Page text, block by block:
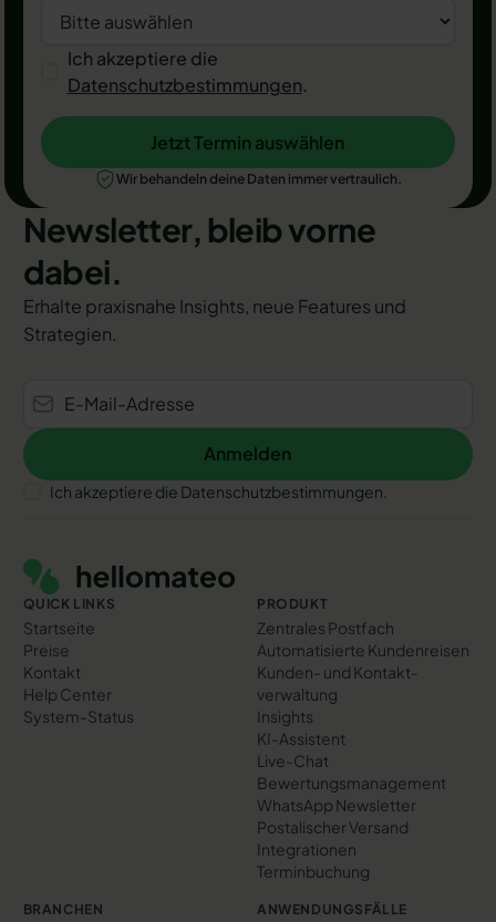
Ich akzeptiere die
Datenschutzbestimmungen.
Jetzt Termin auswählen
Jetzt Termin auswählen
Wir behandeln deine Daten immer vertraulich.
Newsletter, bleib vorne
dabei.
Erhalte praxisnahe Insights, neue Features und
Strategien.
Anmelden
Anmelden
Ich akzeptiere die Datenschutzbestimmungen.
QUICK LINKS
Startseite
Preise
Kontakt
Help Center
System-Status
PRODUKT
Zentrales Postfach
Automatisierte Kundenreisen
Kunden- und Kontakt­
verwaltung
Insights
KI-Assistent
Live-Chat
Bewertungs­management
WhatsApp Newsletter
Postalischer Versand
Integrationen
Terminbuchung
BRANCHEN ANWENDUNGSFÄLLE